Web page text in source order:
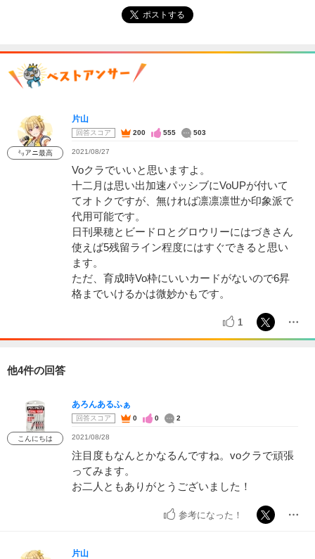
ポストする
㍉アニ最高
片山
回答スコア 200 555 503
2021/08/27
Voクラでいいと思いますよ。
十二月は思い出加速パッシブにVoUPが付いて
てオトクですが、無ければ凛凛凛世か印象派で
代用可能です。
日刊果穂とビードロとグロウリーにはづきさん
使えば5残留ライン程度にはすぐできると思い
ます。
ただ、育成時Vo枠にいいカードがないので6昇
格までいけるかは微妙かもです。
1
他4件の回答
こんにちは
あろんあるふぁ
回答スコア 0 0 2
2021/08/28
注目度もなんとかなるんですね。voクラで頑張
ってみます。
お二人ともありがとうございました！
参考になった！
片山